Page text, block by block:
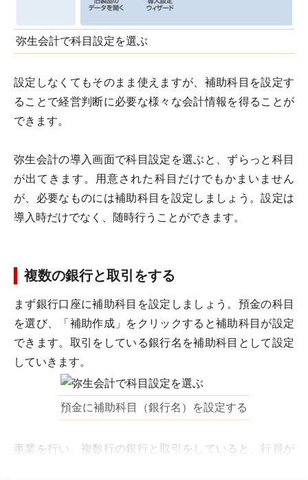
弥生会計で科目設定を選ぶ
設定しなくてもそのまま使えますが、補助科目を設定す
ることで経営判断に必要な様々な会計情報を得ることが
できます。
弥生会計の導入画面で科目設定を選ぶと、ずらっと科目
が出てきます。用意された科目だけでもかまいません
が、必要なものには補助科目を設定しましょう。設定は
導入時だけでなく、随時行うことができます。
複数の銀行と取引をする
まず銀行口座に補助科目を設定しましょう。預金の科目
を選び、「補助作成」をクリックすると補助科目が設定
できます。取引をしている銀行名を補助科目として設定
していきます。
預金に補助科目（銀行名）を設定する
事業を行い、複数行の銀行と取引をしていると、行員が